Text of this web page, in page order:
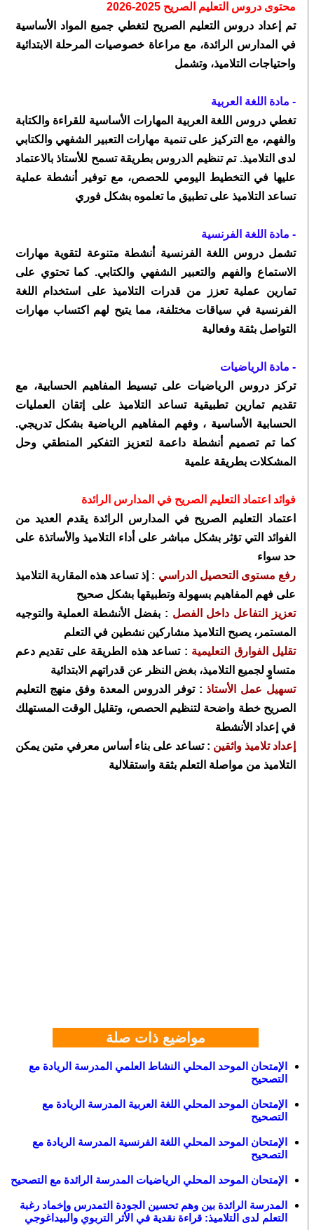
محتوى دروس التعليم الصريح 2025-2026
تم إعداد دروس التعليم الصريح لتغطي جميع المواد الأساسية
في المدارس الرائدة، مع مراعاة خصوصيات المرحلة الابتدائية
واحتياجات التلاميذ، وتشمل
- مادة اللغة العربية
تغطي دروس اللغة العربية المهارات الأساسية للقراءة والكتابة
والفهم، مع التركيز على تنمية مهارات التعبير الشفهي والكتابي
لدى التلاميذ. تم تنظيم الدروس بطريقة تسمح للأستاذ بالاعتماد
عليها في التخطيط اليومي للحصص، مع توفير أنشطة عملية
تساعد التلاميذ على تطبيق ما تعلموه بشكل فوري
- مادة اللغة الفرنسية
تشمل دروس اللغة الفرنسية أنشطة متنوعة لتقوية مهارات
الاستماع والفهم والتعبير الشفهي والكتابي. كما تحتوي على
تمارين عملية تعزز من قدرات التلاميذ على استخدام اللغة
الفرنسية في سياقات مختلفة، مما يتيح لهم اكتساب مهارات
التواصل بثقة وفعالية
- مادة الرياضيات
تركز دروس الرياضيات على تبسيط المفاهيم الحسابية، مع
تقديم تمارين تطبيقية تساعد التلاميذ على إتقان العمليات
الحسابية الأساسية ، وفهم المفاهيم الرياضية بشكل تدريجي.
كما تم تصميم أنشطة داعمة لتعزيز التفكير المنطقي وحل
المشكلات بطريقة علمية
فوائد اعتماد التعليم الصريح في المدارس الرائدة
اعتماد التعليم الصريح في المدارس الرائدة يقدم العديد من
الفوائد التي تؤثر بشكل مباشر على أداء التلاميذ والأساتذة على
حد سواء
رفع مستوى التحصيل الدراسي : إذ تساعد هذه المقاربة التلاميذ
على فهم المفاهيم بسهولة وتطبيقها بشكل صحيح
تعزيز التفاعل داخل الفصل : بفضل الأنشطة العملية والتوجيه
المستمر، يصبح التلاميذ مشاركين نشطين في التعلم
تقليل الفوارق التعليمية : تساعد هذه الطريقة على تقديم دعم
متساوٍ لجميع التلاميذ، بغض النظر عن قدراتهم الابتدائية
تسهيل عمل الأستاذ : توفر الدروس المعدة وفق منهج التعليم
الصريح خطة واضحة لتنظيم الحصص، وتقليل الوقت المستهلك
في إعداد الأنشطة
إعداد تلاميذ واثقين : تساعد على بناء أساس معرفي متين يمكن
التلاميذ من مواصلة التعلم بثقة واستقلالية
مواضيع ذات صلة
الإمتحان الموحد المحلي النشاط العلمي المدرسة الريادة مع
التصحيح
الإمتحان الموحد المحلي اللغة العربية المدرسة الريادة مع
التصحيح
الإمتحان الموحد المحلي اللغة الفرنسية المدرسة الريادة مع
التصحيح
الإمتحان الموحد المحلي الرياضيات المدرسة الرائدة مع التصحيح
المدرسة الرائدة بين وهم تحسين الجودة التمدرس وإخماد رغبة
التعلم لدى التلاميذ: قراءة نقدية في الأثر التربوي والبيداغوجي